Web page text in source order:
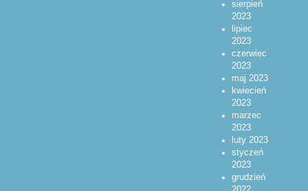
sierpień
2023
lipiec
2023
czerwiec
2023
maj 2023
kwiecień
2023
marzec
2023
luty 2023
styczeń
2023
grudzień